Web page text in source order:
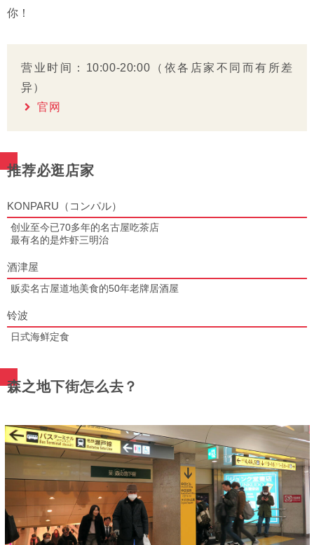
你！
营业时间：10:00-20:00（依各店家不同而有所差
异）
官网
推荐必逛店家
KONPARU（コンパル）
创业至今已70多年的名古屋吃茶店
最有名的是炸虾三明治
酒津屋
贩卖名古屋道地美食的50年老牌居酒屋
铃波
日式海鲜定食
森之地下街怎么去？